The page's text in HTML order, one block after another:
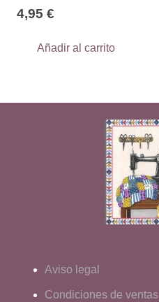
4,95 €
Añadir al carrito
Aviso legal
Condiciones de ventas